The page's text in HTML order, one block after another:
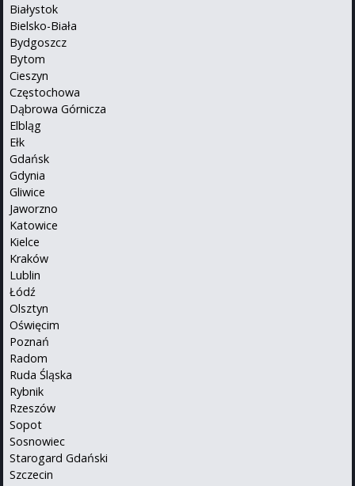
Białystok
Bielsko-Biała
Bydgoszcz
Bytom
Cieszyn
Częstochowa
Dąbrowa Górnicza
Elbląg
Ełk
Gdańsk
Gdynia
Gliwice
Jaworzno
Katowice
Kielce
Kraków
Lublin
Łódź
Olsztyn
Oświęcim
Poznań
Radom
Ruda Śląska
Rybnik
Rzeszów
Sopot
Sosnowiec
Starogard Gdański
Szczecin